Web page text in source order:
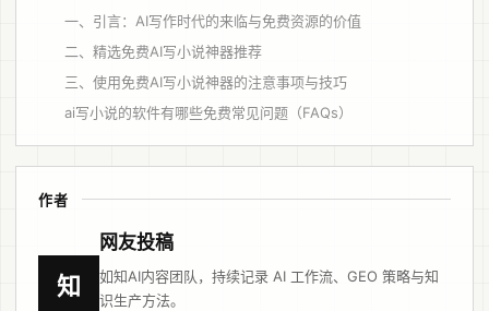
一、引言：AI写作时代的来临与免费资源的价值
二、精选免费AI写小说神器推荐
三、使用免费AI写小说神器的注意事项与技巧
ai写小说的软件有哪些免费常见问题（FAQs）
作者
知
网友投稿
如知AI内容团队，持续记录 AI 工作流、GEO 策略与知
识生产方法。